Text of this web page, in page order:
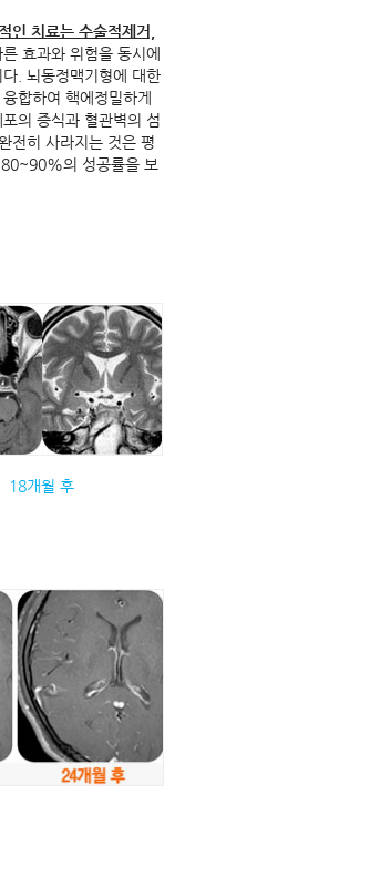
인 치료는 수술적제거,
효과와 위험을 동시에
. 뇌동정맥기형에 대한
합하여 핵에정밀하게
의 증식과 혈관벽의 섬
전히 사라지는 것은 평
의 성공률을 보
18개월 후